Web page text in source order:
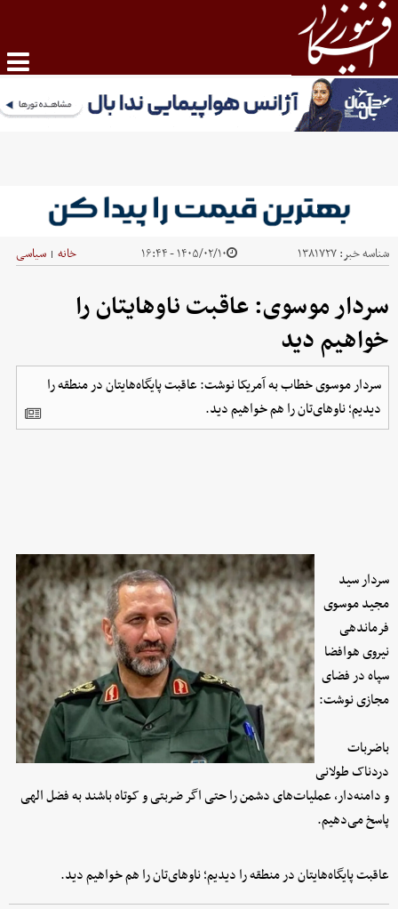
شناسه خبر:۱۳۸۱۷۲۷ ۱۴۰۵/۰۲/۱۰ - ۱۶:۴۴ خانه | سیاسی
سردار موسوی: عاقبت ناوهایتان را
خواهیم دید
سردار موسوی خطاب به آمریکا نوشت: عاقبت پایگاه‌هایتان در منطقه را
دیدیم؛ ناوهای‌تان را هم خواهیم دید.
سردار سید
مجید موسوی
فرماندهی
نیروی هوافضا
سپاه در فضای
مجازی نوشت:
باضربات
دردناک طولانی
و دامنه‌دار، عملیات‌های دشمن را حتی اگر ضربتی و کوتاه باشند به فضل الهی
پاسخ می‌دهیم.
عاقبت پایگاه‌هایتان در منطقه را دیدیم؛‌ ناوهای‌تان را هم خواهیم دید.